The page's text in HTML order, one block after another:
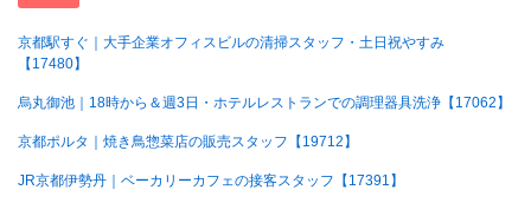
京都駅すぐ｜大手企業オフィスビルの清掃スタッフ・土日祝やすみ
【17480】
烏丸御池｜18時から＆週3日・ホテルレストランでの調理器具洗浄【17062】
京都ポルタ｜焼き鳥惣菜店の販売スタッフ【19712】
JR京都伊勢丹｜ベーカリーカフェの接客スタッフ【17391】